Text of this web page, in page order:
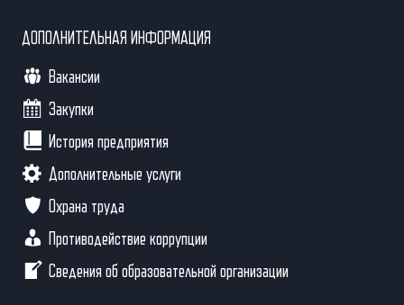
ДОПОЛНИТЕЛЬНАЯ ИНФОРМАЦИЯ
Вакансии
Закупки
История предприятия
Дополнительные услуги
Охрана труда
Противодействие коррупции
Сведения об образовательной организации